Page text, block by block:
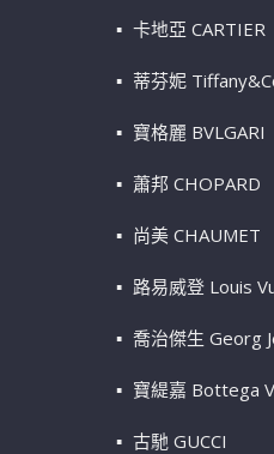
卡地亞 CARTIER
蒂芬妮
寶格麗 BVLGARI
蕭邦 CHOPARD
尚美 CHAUMET
路易威登 Louis
喬治傑生 Georg
寶緹嘉 Bottega
古馳 GUCCI